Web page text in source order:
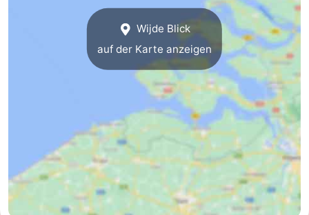
Wijde Blick
auf der Karte anzeigen